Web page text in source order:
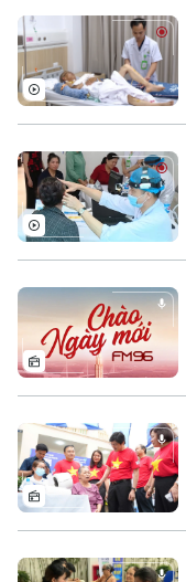
Xu hướng